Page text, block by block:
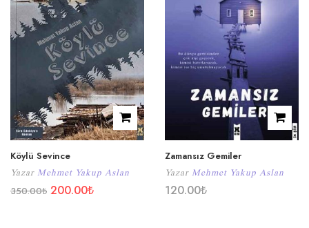
Köylü Sevince
Yazar Mehmet Yakup Aslan
350.00₺ 200.00₺
Zamansız Gemiler
Yazar Mehmet Yakup Aslan
120.00₺